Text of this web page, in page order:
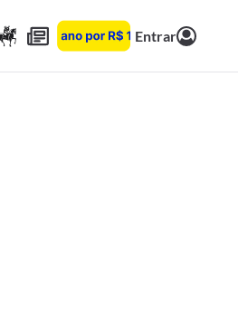
Entrar